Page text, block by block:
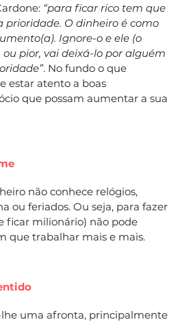
“para ficar rico tem que
prioridade. O dinheiro é como
Ignore-o e ele (o
pior, vai deixá-lo por alguém
. No fundo o que
estar atento a boas
que possam aumentar a sua
não conhece relógios,
ou feriados. Ou seja, para fazer
ficar milionário) não pode
que trabalhar mais e mais.
uma afronta, principalmente